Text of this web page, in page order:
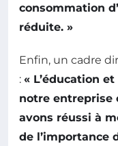
consommation
réduite. »
Enfin, un cadre
: « L’éducation
notre entreprise
avons réussi à
de l’importance